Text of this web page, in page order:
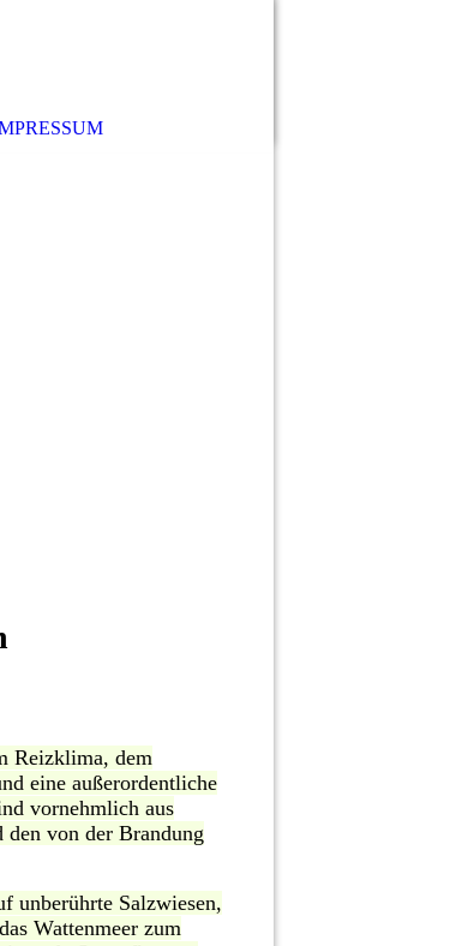
Reizklima, dem
eine außerordentliche
vornehmlich aus
von der Brandung
unberührte Salzwiesen,
Wattenmeer zum